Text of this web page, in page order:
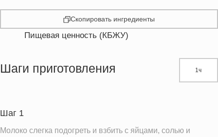
Скопировать ингредиенты
Пищевая ценность (КБЖУ)
Жиры
Пищевые волокна
Сахар
13.6 г
Шаги приготовления 1ч
Шаг 1
Молоко слегка подогреть и взбить с яйцами, солью и